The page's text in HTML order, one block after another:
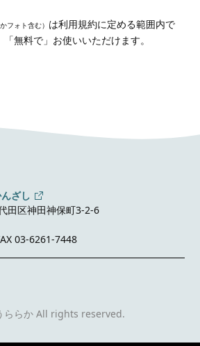
フォト含む） は利用規約に定める範囲内で
無料で」お使いいただけます。
ざし
田区神田神保町3-2-6
03-6261-7448
ららか All rights reserved.